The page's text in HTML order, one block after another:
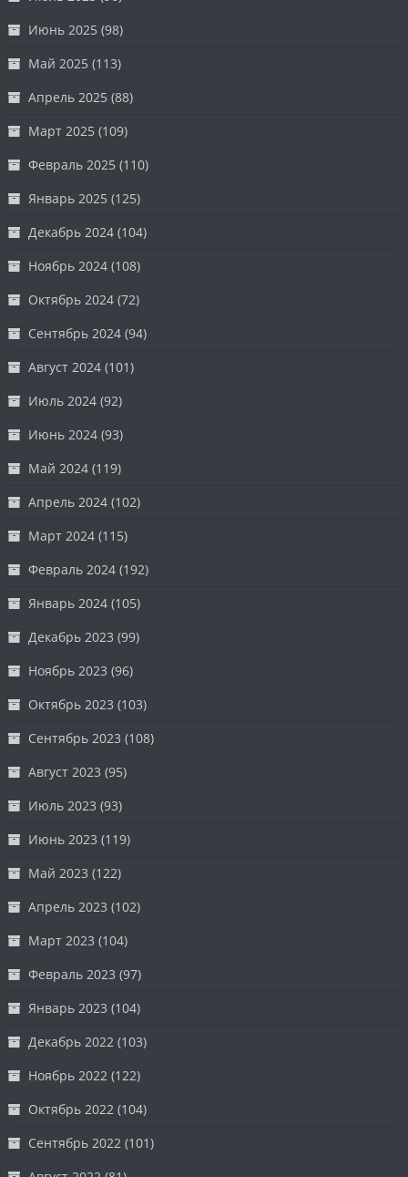
Июнь 2025 (98)
Май 2025 (113)
Апрель 2025 (88)
Март 2025 (109)
Февраль 2025 (110)
Январь 2025 (125)
Декабрь 2024 (104)
Ноябрь 2024 (108)
Октябрь 2024 (72)
Сентябрь 2024 (94)
Август 2024 (101)
Июль 2024 (92)
Июнь 2024 (93)
Май 2024 (119)
Апрель 2024 (102)
Март 2024 (115)
Февраль 2024 (192)
Январь 2024 (105)
Декабрь 2023 (99)
Ноябрь 2023 (96)
Октябрь 2023 (103)
Сентябрь 2023 (108)
Август 2023 (95)
Июль 2023 (93)
Июнь 2023 (119)
Май 2023 (122)
Апрель 2023 (102)
Март 2023 (104)
Февраль 2023 (97)
Январь 2023 (104)
Декабрь 2022 (103)
Ноябрь 2022 (122)
Октябрь 2022 (104)
Сентябрь 2022 (101)